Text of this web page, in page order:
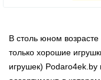
В столь юном
только хорошие
игрушек) Podaro4ek.by